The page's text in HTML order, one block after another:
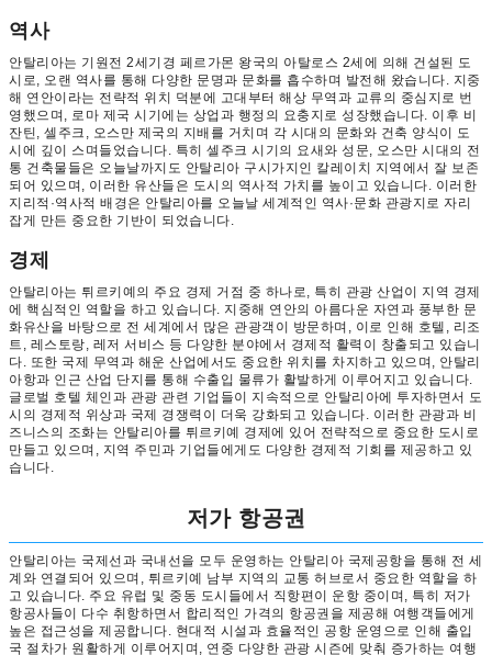
역사
안탈리아는 기원전 2세기경 페르가몬 왕국의 아탈로스 2세에 의해 건설된 도
시로, 오랜 역사를 통해 다양한 문명과 문화를 흡수하며 발전해 왔습니다. 지중
해 연안이라는 전략적 위치 덕분에 고대부터 해상 무역과 교류의 중심지로 번
영했으며, 로마 제국 시기에는 상업과 행정의 요충지로 성장했습니다. 이후 비
잔틴, 셀주크, 오스만 제국의 지배를 거치며 각 시대의 문화와 건축 양식이 도
시에 깊이 스며들었습니다. 특히 셀주크 시기의 요새와 성문, 오스만 시대의 전
통 건축물들은 오늘날까지도 안탈리아 구시가지인 칼레이치 지역에서 잘 보존
되어 있으며, 이러한 유산들은 도시의 역사적 가치를 높이고 있습니다. 이러한
지리적·역사적 배경은 안탈리아를 오늘날 세계적인 역사·문화 관광지로 자리
잡게 만든 중요한 기반이 되었습니다.
경제
안탈리아는 튀르키예의 주요 경제 거점 중 하나로, 특히 관광 산업이 지역 경제
에 핵심적인 역할을 하고 있습니다. 지중해 연안의 아름다운 자연과 풍부한 문
화유산을 바탕으로 전 세계에서 많은 관광객이 방문하며, 이로 인해 호텔, 리조
트, 레스토랑, 레저 서비스 등 다양한 분야에서 경제적 활력이 창출되고 있습니
다. 또한 국제 무역과 해운 산업에서도 중요한 위치를 차지하고 있으며, 안탈리
아항과 인근 산업 단지를 통해 수출입 물류가 활발하게 이루어지고 있습니다.
글로벌 호텔 체인과 관광 관련 기업들이 지속적으로 안탈리아에 투자하면서 도
시의 경제적 위상과 국제 경쟁력이 더욱 강화되고 있습니다. 이러한 관광과 비
즈니스의 조화는 안탈리아를 튀르키예 경제에 있어 전략적으로 중요한 도시로
만들고 있으며, 지역 주민과 기업들에게도 다양한 경제적 기회를 제공하고 있
습니다.
저가 항공권
안탈리아는 국제선과 국내선을 모두 운영하는 안탈리아 국제공항을 통해 전 세
계와 연결되어 있으며, 튀르키예 남부 지역의 교통 허브로서 중요한 역할을 하
고 있습니다. 주요 유럽 및 중동 도시들에서 직항편이 운항 중이며, 특히 저가
항공사들이 다수 취항하면서 합리적인 가격의 항공권을 제공해 여행객들에게
높은 접근성을 제공합니다. 현대적 시설과 효율적인 공항 운영으로 인해 출입
국 절차가 원활하게 이루어지며, 연중 다양한 관광 시즌에 맞춰 증가하는 여행